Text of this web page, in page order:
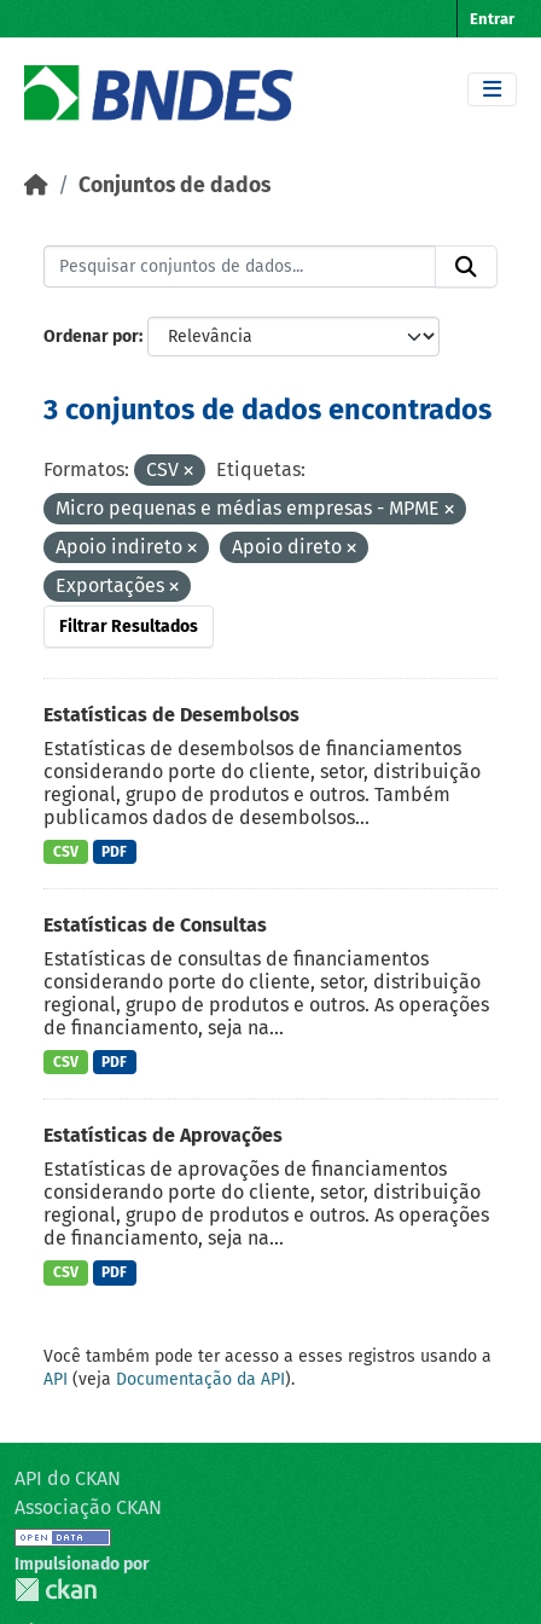
Entrar
Conjuntos de dados
Ordenar por
3 conjuntos de dados encontrados
Formatos: CSV
Etiquetas:
Micro pequenas e médias empresas - MPME
Apoio indireto
Apoio direto
Exportações
Filtrar Resultados
Estatísticas de Desembolsos
Estatísticas de desembolsos de financiamentos
considerando porte do cliente, setor, distribuição
regional, grupo de produtos e outros. Também
publicamos dados de desembolsos...
CSV PDF
Estatísticas de Consultas
Estatísticas de consultas de financiamentos
considerando porte do cliente, setor, distribuição
regional, grupo de produtos e outros. As operações
de financiamento, seja na...
CSV PDF
Estatísticas de Aprovações
Estatísticas de aprovações de financiamentos
considerando porte do cliente, setor, distribuição
regional, grupo de produtos e outros. As operações
de financiamento, seja na...
CSV PDF
Você também pode ter acesso a esses registros usando a
API (veja Documentação da API).
API do CKAN
Associação CKAN
Impulsionado por